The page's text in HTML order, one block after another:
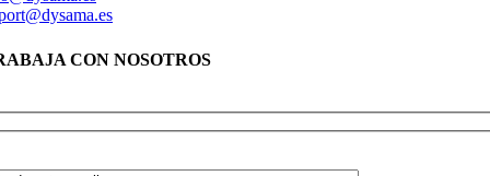
CON NOSOTROS